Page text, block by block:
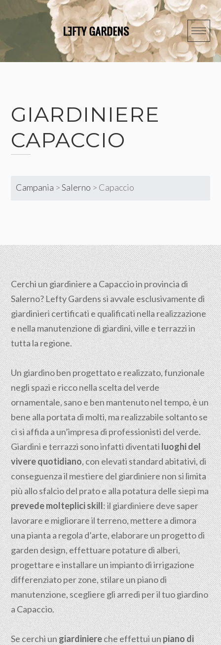
to
GIARDINIERE
CAPACCIO
Campania >Salerno > Capaccio
Cerchi un giardiniere a Capaccio in provincia di
Salerno? Lefty Gardens si avvale esclusivamente di
giardinieri certificati e qualificati nella realizzazione
e nella manutenzione di giardini, ville e terrazzi in
tutta la regione.
Un giardino ben progettato e realizzato, funzionale
negli spazi e ricco nella scelta del verde
ornamentale, sano e ben mantenuto nel tempo, è un
bene alla portata di molti, ma realizzabile soltanto se
ci si affida a un’impresa di professionisti del verde.
Giardini e terrazzi sono infatti diventatiluoghi del
vivere quotidiano, con elevati standard abitativi, di
conseguenza il mestiere del giardiniere non si limita
più allo sfalcio del prato e alla potatura delle siepi ma
prevede molteplici skill: il giardiniere deve saper
lavorare e migliorare il terreno, mettere a dimora
una pianta a regola d’arte, elaborare un progetto di
garden design, effettuare potature di alberi,
progettare e installare un impianto di irrigazione
differenziato per zone, stilare un piano di
manutenzione, scegliere gli arredi per il tuo giardino
a Capaccio.
Se cerchi ungiardiniereche effettui unpiano di